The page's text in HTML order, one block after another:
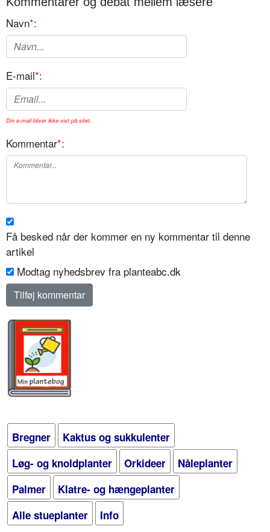
Navn*:
E-mail*:
Din e-mail bliver ikke vist på sitet.
Kommentar*:
Få besked når der kommer en ny kommentar til denne
artikel
Modtag nyhedsbrev fra planteabc.dk
Bregner
Kaktus og sukkulenter
Løg- og knoldplanter
Orkideer
Nåleplanter
Palmer
Klatre- og hængeplanter
Alle stueplanter
Info